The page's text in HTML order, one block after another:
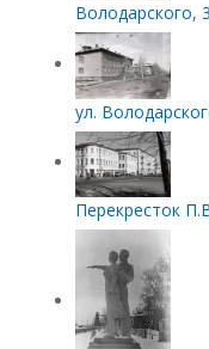
Володарского,
ул.
Перекресток